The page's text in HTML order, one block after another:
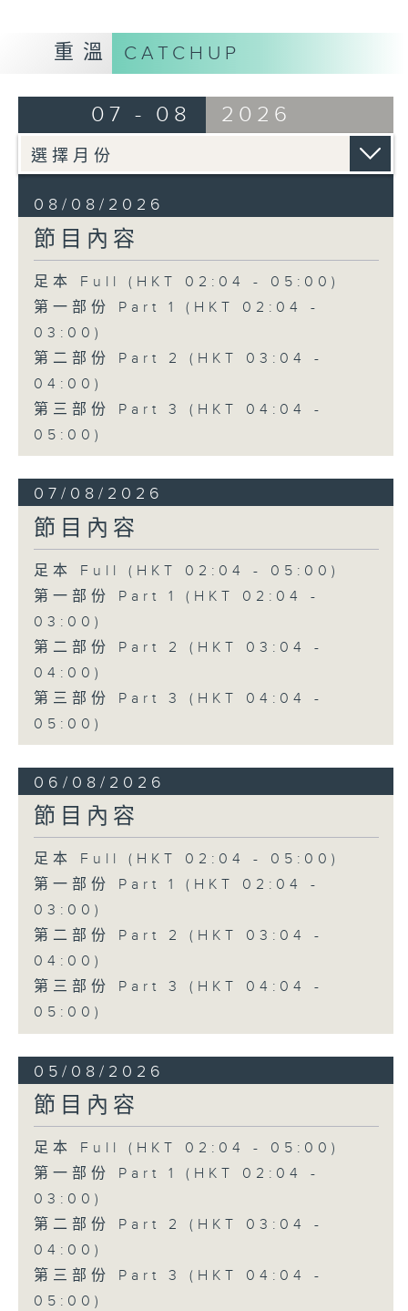
3. 「笑傲江湖之荒山訂情」
4. 「海棠香影月中搖」
由 嚴淑芳 主唱
5. 「夢會巫山」
6. 「魂夢繞山河」
由 李少芳 、許蓓 主唱
重溫 CATCHUP
07 - 08 2026
08/08/2026
節目內容
足本 Full (HKT 02:04 - 05:00)
第一部份 Part 1 (HKT 02:04 -
03:00)
第二部份 Part 2 (HKT 03:04 -
04:00)
第三部份 Part 3 (HKT 04:04 -
05:00)
07/08/2026
節目內容
足本 Full (HKT 02:04 - 05:00)
第一部份 Part 1 (HKT 02:04 -
03:00)
第二部份 Part 2 (HKT 03:04 -
04:00)
第三部份 Part 3 (HKT 04:04 -
05:00)
06/08/2026
節目內容
足本 Full (HKT 02:04 - 05:00)
第一部份 Part 1 (HKT 02:04 -
03:00)
第二部份 Part 2 (HKT 03:04 -
04:00)
第三部份 Part 3 (HKT 04:04 -
05:00)
05/08/2026
節目內容
足本 Full (HKT 02:04 - 05:00)
第一部份 Part 1 (HKT 02:04 -
03:00)
第二部份 Part 2 (HKT 03:04 -
04:00)
第三部份 Part 3 (HKT 04:04 -
05:00)